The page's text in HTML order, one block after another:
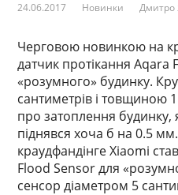
24.06.2017 Новинки Дмитро
Черговою новинкою на
датчик протікання Aqara
«розумного» будинку.
сантиметрів і товщиною
про затоплення будинку,
піднявся хоча б на 0.5
краудфандінге Xiaomi
Flood Sensor для
сенсор діаметром 5